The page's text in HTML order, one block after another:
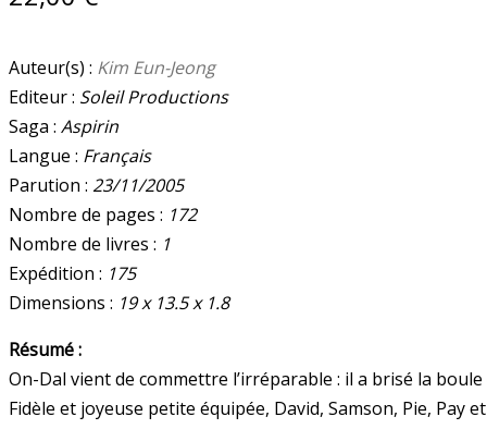
Auteur(s) : Kim Eun-Jeong
Editeur : Soleil Productions
Saga : Aspirin
Langue : Français
Parution : 23/11/2005
Nombre de pages : 172
Nombre de livres : 1
Expédition : 175
Dimensions : 19 x 13.5 x 1.8
Résumé :
On-Dal vient de commettre l’irréparable : il a brisé la
Fidèle et joyeuse petite équipée, David, Samson, Pie,